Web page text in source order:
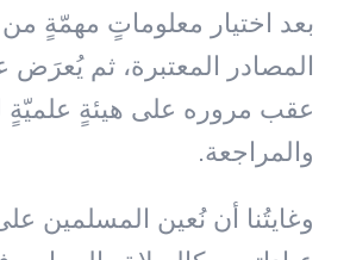
بعد اختيار معلوماتٍ مهمّةٍ
المصادر المعتبرة، ثم يُعرَض
عقب مروره على هيئةٍ علميّةٍ
والمراجعة.
وغايتُنا أن نُعين المسلمين